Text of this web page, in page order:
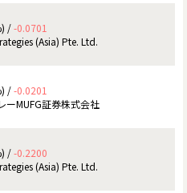
/-0.0701
(Asia) Pte. Ltd.
/-0.0201
ーMUFG証券株式会社
/-0.2200
(Asia) Pte. Ltd.